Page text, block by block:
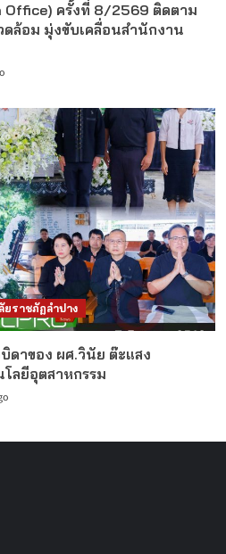
Office) ครั้งที่ 8/2569 ติดตาม
ดล้อม มุ่งขับเคลื่อนสำนักงาน
ราชภัฏลำปาง
าของ ผศ.วินัย ต๊ะแสง
ลยีอุตสาหกรรม